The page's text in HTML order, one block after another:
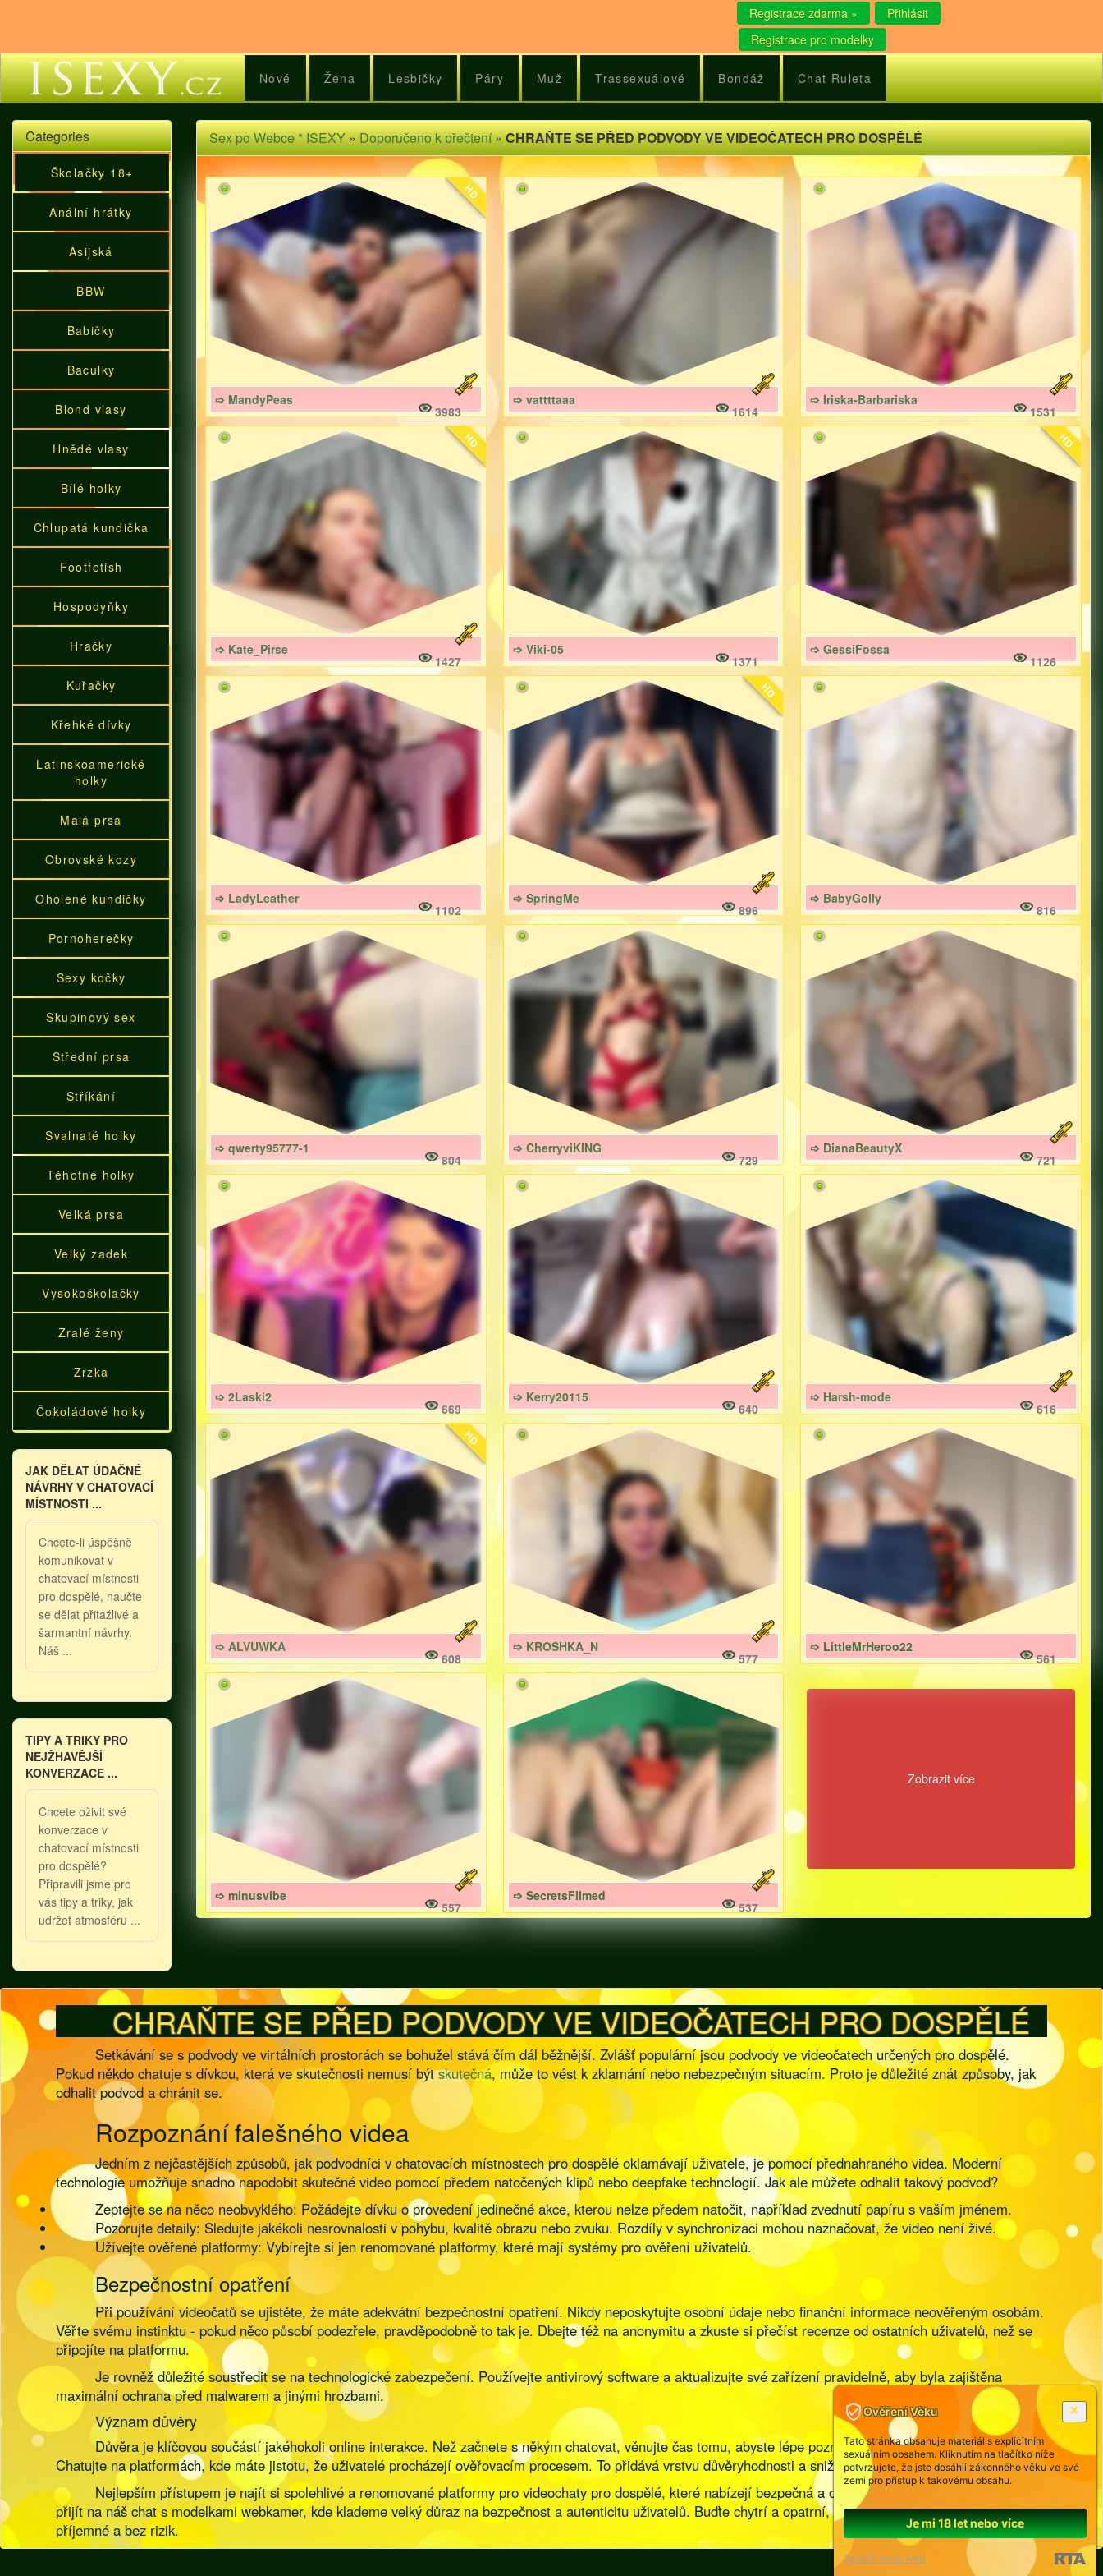
Registrace zdarma »
Přihlásit
Registrace pro modelky
Nové Žena Lesbičky Páry Muž Trassexuálové Bondáž Chat Ruleta
Categories
Školačky 18+
Anální hrátky
Asijská
BBW
Babičky
Baculky
Blond vlasy
Hnědé vlasy
Bílé holky
Chlupatá kundička
Footfetish
Hospodyňky
Hračky
Kuřačky
Křehké dívky
Latinskoamerické
holky
Malá prsa
Obrovské kozy
Oholené kundičky
Pornoherečky
Sexy kočky
Skupinový sex
Střední prsa
Stříkání
Svalnaté holky
Těhotné holky
Velká prsa
Velký zadek
Vysokoškolačky
Zralé ženy
Zrzka
Čokoládové holky
JAK DĚLAT ÚDAČNÉ
NÁVRHY V CHATOVACÍ
MÍSTNOSTI ...
Chcete-li úspěšně
komunikovat v
chatovací místnosti
pro dospělé, naučte
se dělat přitažlivé a
šarmantní návrhy.
Náš ...
TIPY A TRIKY PRO
NEJŽHAVĚJŠÍ
KONVERZACE ...
Chcete oživit své
konverzace v
chatovací místnosti
pro dospělé?
Připravili jsme pro
vás tipy a triky, jak
udržet atmosféru ...
Sex po Webce * ISEXY»Doporučeno k přečtení»CHRAŇTE SE PŘED PODVODY VE VIDEOČATECH PRO DOSPĚLÉ
HD
➩ MandyPeas
3983
➩ vattttaaa
1614
➩ Iriska-Barbariska
1531
HD
➩ Kate_Pirse
1427
➩ Viki-05
1371
HD
➩ GessiFossa
1126
➩ LadyLeather
1102
HD
➩ SpringMe
896
➩ BabyGolly
816
➩ qwerty95777-1
804
➩ CherryviKING
729
➩ DianaBeautyX
721
➩ 2Laski2
669
➩ Kerry20115
640
➩ Harsh-mode
616
HD
➩ ALVUWKA
608
➩ KROSHKA_N
577
➩ LittleMrHeroo22
561
➩ minusvibe
557
➩ SecretsFilmed
537
Zobrazit více
CHRAŇTE SE PŘED PODVODY VE VIDEOČATECH PRO DOSPĚLÉ
Setkávání se s podvody ve virtálních prostorách se bohužel stává čím dál běžnější. Zvlášť populární jsou podvody ve videočatech určených pro dospělé.
Pokud někdo chatuje s dívkou, která ve skutečnosti nemusí býtskutečná, může to vést k zklamání nebo nebezpečným situacím. Proto je důležité znát způsoby, jak
odhalit podvod a chránit se.
Rozpoznání falešného videa
Jedním z nejčastějších způsobů, jak podvodníci v chatovacích místnostech pro dospělé oklamávají uživatele, je pomocí přednahraného videa. Moderní
technologie umožňuje snadno napodobit skutečné video pomocí předem natočených klipů nebo deepfake technologií. Jak ale můžete odhalit takový podvod?
Zeptejte se na něco neobvyklého: Požádejte dívku o provedení jedinečné akce, kterou nelze předem natočit, například zvednutí papíru s vaším jménem.
Pozorujte detaily: Sledujte jakékoli nesrovnalosti v pohybu, kvalitě obrazu nebo zvuku. Rozdíly v synchronizaci mohou naznačovat, že video není živé.
Užívejte ověřené platformy: Vybírejte si jen renomované platformy, které mají systémy pro ověření uživatelů.
Bezpečnostní opatření
Při používání videočatů se ujistěte, že máte adekvátní bezpečnostní opatření. Nikdy neposkytujte osobní údaje nebo finanční informace neověřeným osobám.
Věřte svému instinktu - pokud něco působí podezřele, pravděpodobně to tak je. Dbejte též na anonymitu a zkuste si přečíst recenze od ostatních uživatelů, než se
připojíte na platformu.
Je rovněž důležité soustředit se na technologické zabezpečení. Používejte antivirový software a aktualizujte své zařízení pravidelně, aby byla zajištěna
maximální ochrana před malwarem a jinými hrozbami.
Význam důvěry
Důvěra je klíčovou součástí jakéhokoli online interakce. Než začnete s někým chatovat, věnujte čas tomu, abyste lépe poznali osobu na druhé straně.
Chatujte na platformách, kde máte jistotu, že uživatelé procházejí ověřovacím procesem. To přidává vrstvu důvěryhodnosti a snižuje riziko podvodů.
Nejlepším přístupem je najít si spolehlivé a renomované platformy pro videochaty pro dospělé, které nabízejí bezpečná a ověřená spojení. Doporučujeme
přijít na náš chat s modelkami webkamer, kde klademe velký důraz na bezpečnost a autenticitu uživatelů. Buďte chytrí a opatrní, aby vaše online zážitky byly
příjemné a bez rizik.
Ověření Věku
Tato stránka obsahuje materiál s explicitním
sexuálním obsahem. Kliknutím na tlačítko níže
potvrzujete, že jste dosáhli zákonného věku ve své
zemi pro přístup k takovému obsahu.
Je mi 18 let nebo více
Opustit tento web